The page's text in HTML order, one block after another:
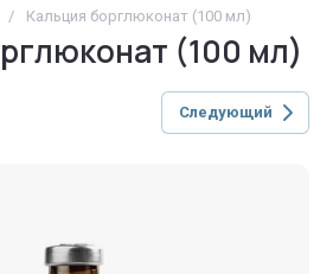
/ Кальция борглюконат (100 мл)
(100 мл)
Следующий